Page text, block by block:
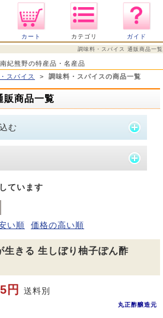
カート カテゴリ ガイド
調味料・スパイス 通販商品一覧
南紀熊野の特産品・名産品
スパイス > 調味料・スパイスの商品一覧
販商品一覧
む
ています
い順 価格の高い順
生きる 生しぼり柚子ぽん酢
円 送料別
丸正酢醸造元